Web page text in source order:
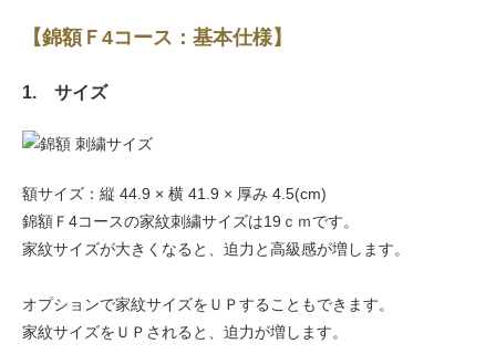
【錦額Ｆ4コース：基本仕様】
1. サイズ
額サイズ：縦 44.9 × 横 41.9 × 厚み 4.5(cm)
錦額Ｆ4コースの家紋刺繍サイズは19ｃｍです。
家紋サイズが大きくなると、迫力と高級感が増します。
オプションで家紋サイズをＵＰすることもできます。
家紋サイズをＵＰされると、迫力が増します。